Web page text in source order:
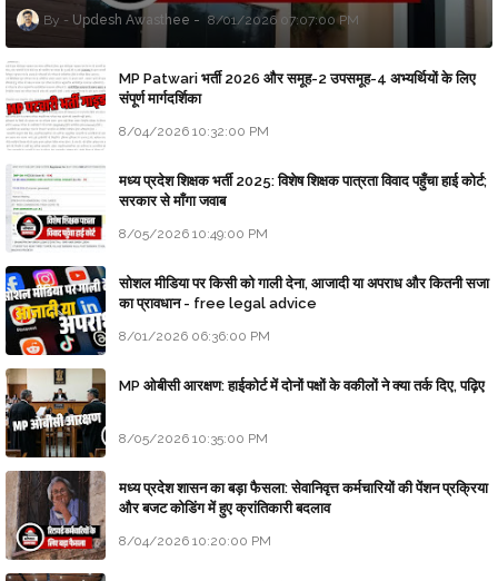
Updesh Awasthee 8/01/2026 07:07:00 PM
MP Patwari भर्ती 2026 और समूह-2 उपसमूह-4 अभ्यर्थियों के लिए
संपूर्ण मार्गदर्शिका
8/04/2026 10:32:00 PM
मध्य प्रदेश शिक्षक भर्ती 2025: विशेष शिक्षक पात्रता विवाद पहुँचा हाई कोर्ट;
सरकार से माँगा जवाब
8/05/2026 10:49:00 PM
सोशल मीडिया पर किसी को गाली देना, आजादी या अपराध और कितनी सजा
का प्रावधान - free legal advice
8/01/2026 06:36:00 PM
MP ओबीसी आरक्षण: हाईकोर्ट में दोनों पक्षों के वकीलों ने क्या तर्क दिए, पढ़िए
8/05/2026 10:35:00 PM
मध्य प्रदेश शासन का बड़ा फैसला: सेवानिवृत्त कर्मचारियों की पेंशन प्रक्रिया
और बजट कोडिंग में हुए क्रांतिकारी बदलाव
8/04/2026 10:20:00 PM